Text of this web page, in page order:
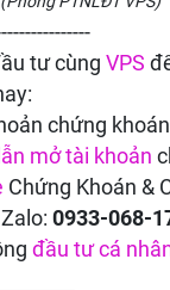
tư cùng VPS
chứng
mở tài khoản
Chứng Khoán &
0933-068-
đầu tư cá